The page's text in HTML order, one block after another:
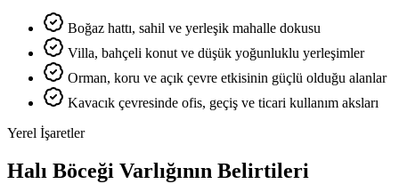
Boğaz hattı, sahil ve yerleşik mahalle dokusu
Villa, bahçeli konut ve düşük yoğunluklu yerleşimler
Orman, koru ve açık çevre etkisinin güçlü olduğu alanlar
Kavacık çevresinde ofis, geçiş ve ticari kullanım aksları
Yerel İşaretler
Halı Böceği Varlığının Belirtileri